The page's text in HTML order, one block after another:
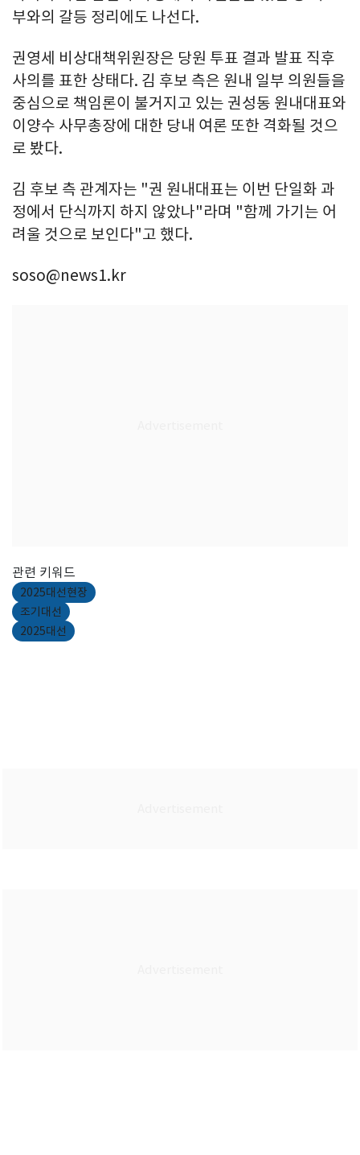
부와의 갈등 정리에도 나선다.
권영세 비상대책위원장은 당원 투표 결과 발표 직후
사의를 표한 상태다. 김 후보 측은 원내 일부 의원들을
중심으로 책임론이 불거지고 있는 권성동 원내대표와
이양수 사무총장에 대한 당내 여론 또한 격화될 것으
로 봤다.
김 후보 측 관계자는 "권 원내대표는 이번 단일화 과
정에서 단식까지 하지 않았나"라며 "함께 가기는 어
려울 것으로 보인다"고 했다.
soso@news1.kr
관련 키워드
2025대선현장
조기대선
2025대선